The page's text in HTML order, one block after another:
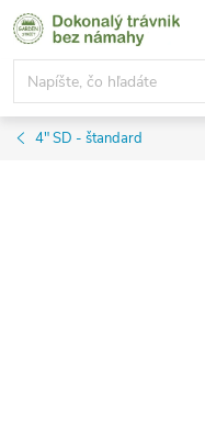
Prejsť
na
obsah
4" SD - štandard